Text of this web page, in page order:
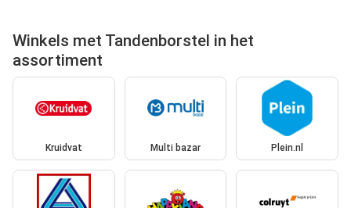
Winkels met Tandenborstel in het
assortiment
Kruidvat Multi bazar Plein.nl